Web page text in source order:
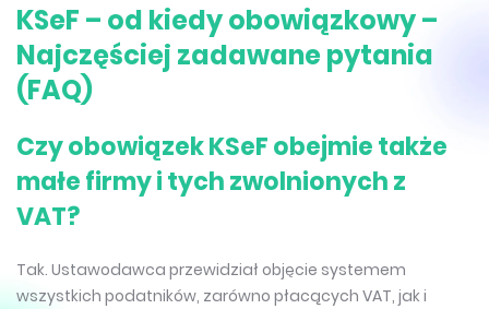
KSeF – od kiedy obowiązkowy –
Najczęściej zadawane pytania
(FAQ)
Czy obowiązek KSeF obejmie także
małe firmy i tych zwolnionych z
VAT?
Tak. Ustawodawca przewidział objęcie systemem
wszystkich podatników, zarówno płacących VAT, jak i